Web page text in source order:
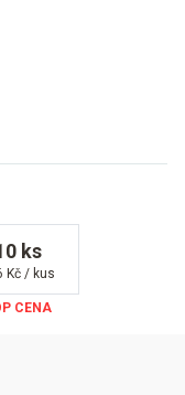
ks
Kč / kus